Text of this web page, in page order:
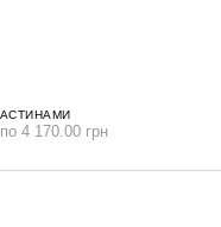
4 170.00 грн